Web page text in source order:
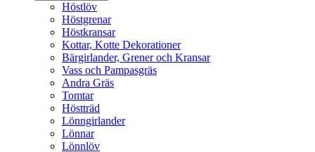
Höstlöv
Höstgrenar
Höstkransar
Kottar, Kotte Dekorationer
Bärgirlander, Grener och Kransar
Vass och Pampasgräs
Andra Gräs
Tomtar
Höstträd
Lönngirlander
Lönnar
Lönnlöv